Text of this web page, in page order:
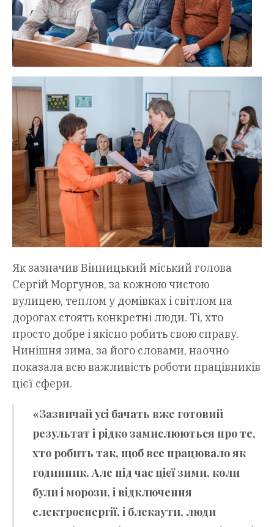
Як зазначив Вінницький міський голова
Сергій Моргунов, за кожною чистою
вулицею, теплом у домівках і світлом на
дорогах стоять конкретні люди. Ті, хто
просто добре і якісно робить свою справу.
Нинішня зима, за його словами, наочно
показала всю важливість роботи працівників
цієї сфери.
«Зазвичай усі бачать вже готовий
результат і рідко замислюються про те,
хто робить так, щоб все працювало як
годинник. Але під час цієї зими, коли
були і морози, і відключення
електроенергії, і блекаути, люди